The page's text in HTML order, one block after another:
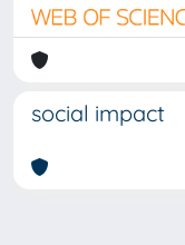
social impact